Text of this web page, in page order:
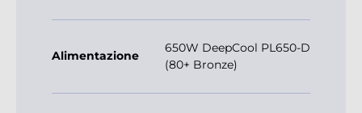
Alimentazione
650W DeepCool PL650-D
(80+ Bronze)